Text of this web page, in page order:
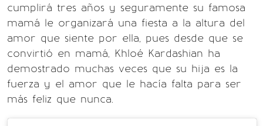
cumplirá tres años y seguramente su famosa
mamá le organizará una fiesta a la altura del
amor que siente por ella, pues desde que se
convirtió en mamá, Khloé Kardashian ha
demostrado muchas veces que su hija es la
fuerza y el amor que le hacía falta para ser
más feliz que nunca.